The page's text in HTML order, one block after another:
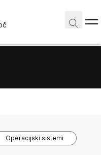
Operacijski sistemi